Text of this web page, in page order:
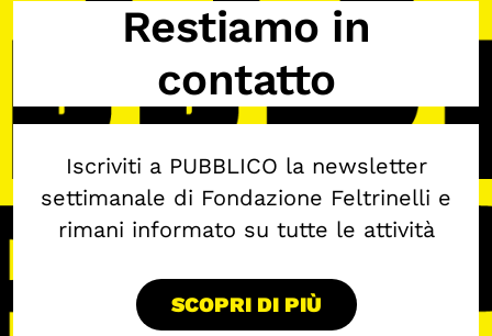
Restiamo in
contatto
Iscriviti a PUBBLICO la newsletter
settimanale di Fondazione Feltrinelli e
rimani informato su tutte le attività
SCOPRI DI PIÙ